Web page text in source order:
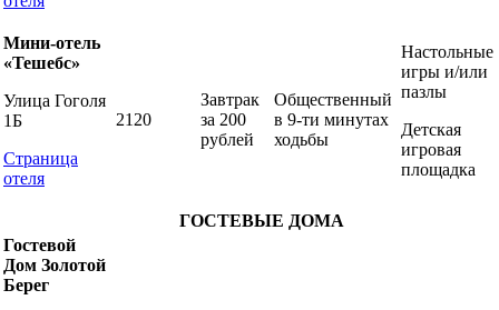
Мини-отель
«Тешебс»
Улица Гоголя
1Б
Страница
отеля
2120
Завтрак
за 200
рублей
Общественный
в 9-ти минутах
ходьбы
Настольные
игры и/или
пазлы
Детская
игровая
площадка
ГОСТЕВЫЕ ДОМА
Гостевой
Дом Золотой
Берег